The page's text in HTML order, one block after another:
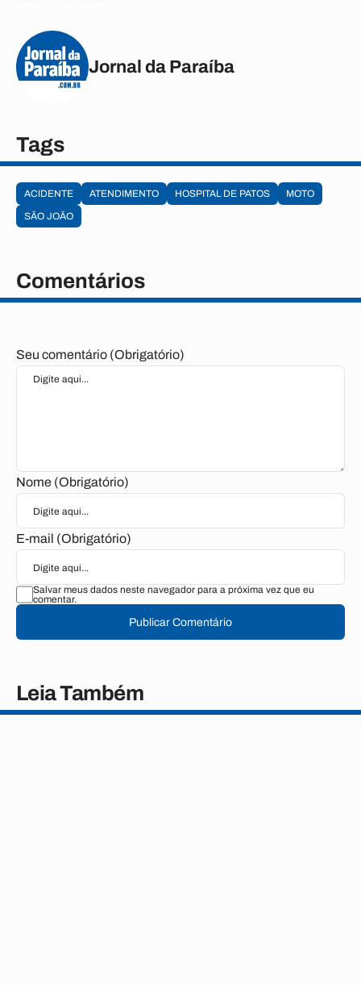
Jornal da Paraíba
Tags
ACIDENTE ATENDIMENTO HOSPITAL DE PATOS
MOTO
SÃO JOÃO
Comentários
Seu comentário (Obrigatório)
Nome (Obrigatório)
E-mail (Obrigatório)
Salvar meus dados neste navegador para a próxima vez que eu
comentar.
Publicar Comentário
Leia Também